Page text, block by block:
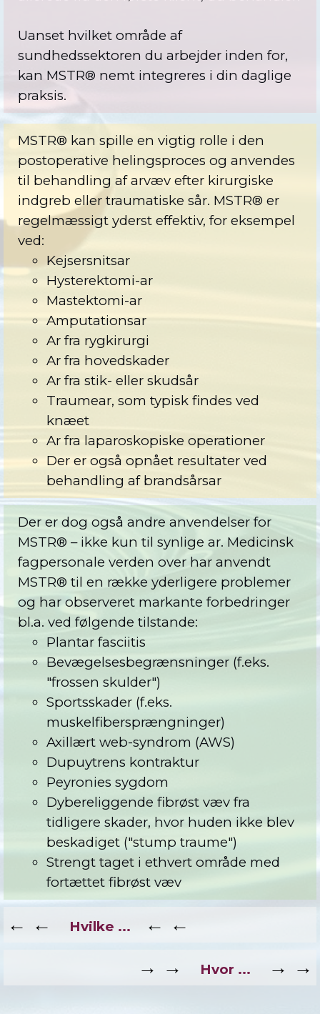
Uanset hvilket område af
sundhedssektoren du arbejder inden for,
kan MSTR® nemt integreres i din daglige
praksis.
MSTR® kan spille en vigtig rolle i den
postoperative helingsproces og anvendes
til behandling af arvæv efter kirurgiske
indgreb eller traumatiske sår. MSTR® er
regelmæssigt yderst effektiv, for eksempel
ved:
Kejsersnitsar
Hysterektomi-ar
Mastektomi-ar
Amputationsar
Ar fra rygkirurgi
Ar fra hovedskader
Ar fra stik- eller skudsår
Traumear, som typisk findes ved
knæet
Ar fra laparoskopiske operationer
Der er også opnået resultater ved
behandling af brandsårsar
Der er dog også andre anvendelser for
MSTR® – ikke kun til synlige ar. Medicinsk
fagpersonale verden over har anvendt
MSTR® til en række yderligere problemer
og har observeret markante forbedringer
bl.a. ved følgende tilstande:
Plantar fasciitis
Bevægelsesbegrænsninger (f.eks.
"frossen skulder")
Sportsskader (f.eks.
muskelfibersprængninger)
Axillært web-syndrom (AWS)
Dupuytrens kontraktur
Peyronies sygdom
Dybereliggende fibrøst væv fra
tidligere skader, hvor huden ikke blev
beskadiget ("stump traume")
Strengt taget i ethvert område med
fortættet fibrøst væv
← ← Hvilke ... ← ←
→ →
Hvor ... → →